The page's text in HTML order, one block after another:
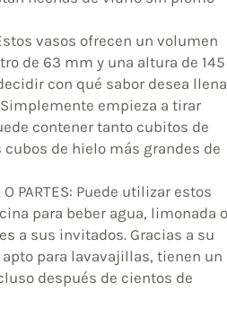
Estos vasos ofrecen un volumen
de 63 mm y una altura de 145
con qué sabor desea
empieza a tirar
contener tanto cubitos de
de hielo más grandes de
O PARTES: Puede utilizar estos
para beber agua, limonada o
a sus invitados. Gracias a su
para lavavajillas, tienen un
después de cientos de